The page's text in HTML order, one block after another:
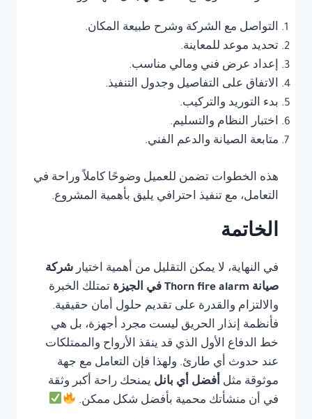
التواصل مع الشركة وشرح طبيعة المكان.
تحديد موعد للمعاينة.
إعداد عرض فني ومالي مناسب.
الاتفاق على التفاصيل وجدول التنفيذ.
بدء التوريد والتركيب.
اختبار النظام والتسليم.
متابعة الصيانة والدعم الفني.
هذه الخطوات تضمن للعميل وضوحًا كاملاً وراحة في
التعامل، مع تنفيذ احترافي يليق بأهمية المشروع.
الخاتمة
في النهاية، لا يمكن التقليل من أهمية اختيار شركة
صيانة Thorn fire alarm في الجيزة
تمتلك الخبرة
والالتزام والقدرة على تقديم حلول أمان حقيقية.
فأنظمة إنذار الحريق ليست مجرد أجهزة، بل هي
خط الدفاع الأول الذي قد ينقذ الأرواح والممتلكات
عند حدوث أي طارئ. ولهذا فإن التعامل مع جهة
موثوقة مثل أفضل أي بانل يمنحك راحة أكبر وثقة
في أن منشأتك محمية بأفضل شكل ممكن.